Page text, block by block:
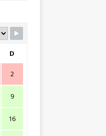
D
2
9
16